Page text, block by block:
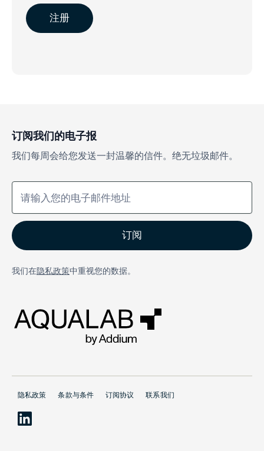
订阅我们的电子报
我们每周会给您发送一封温馨的信件。绝无垃圾邮件。
我们在隐私政策中重视您的数据。
隐私政策 条款与条件 订阅协议 联系我们